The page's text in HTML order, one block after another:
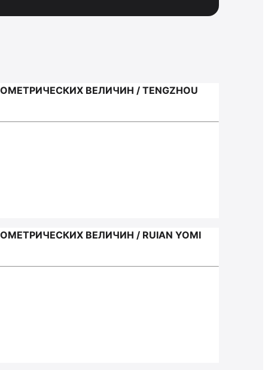
ВЕЛИЧИН / TENGZHOU
ВЕЛИЧИН / RUIAN YOMI